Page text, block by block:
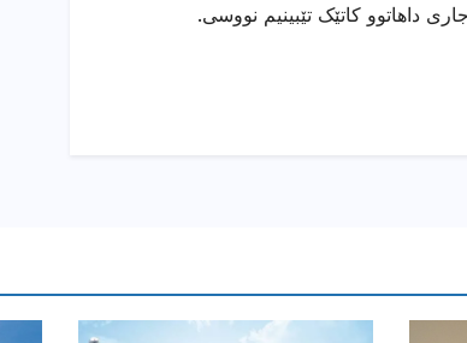
داهاتوو کاتێک تێبینیم نووسی.